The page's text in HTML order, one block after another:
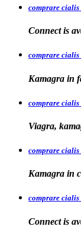
comprare
Connect is
comprare
Kamagra in
comprare
Viagra,
comprare
Kamagra in
comprare cialis
Connect is